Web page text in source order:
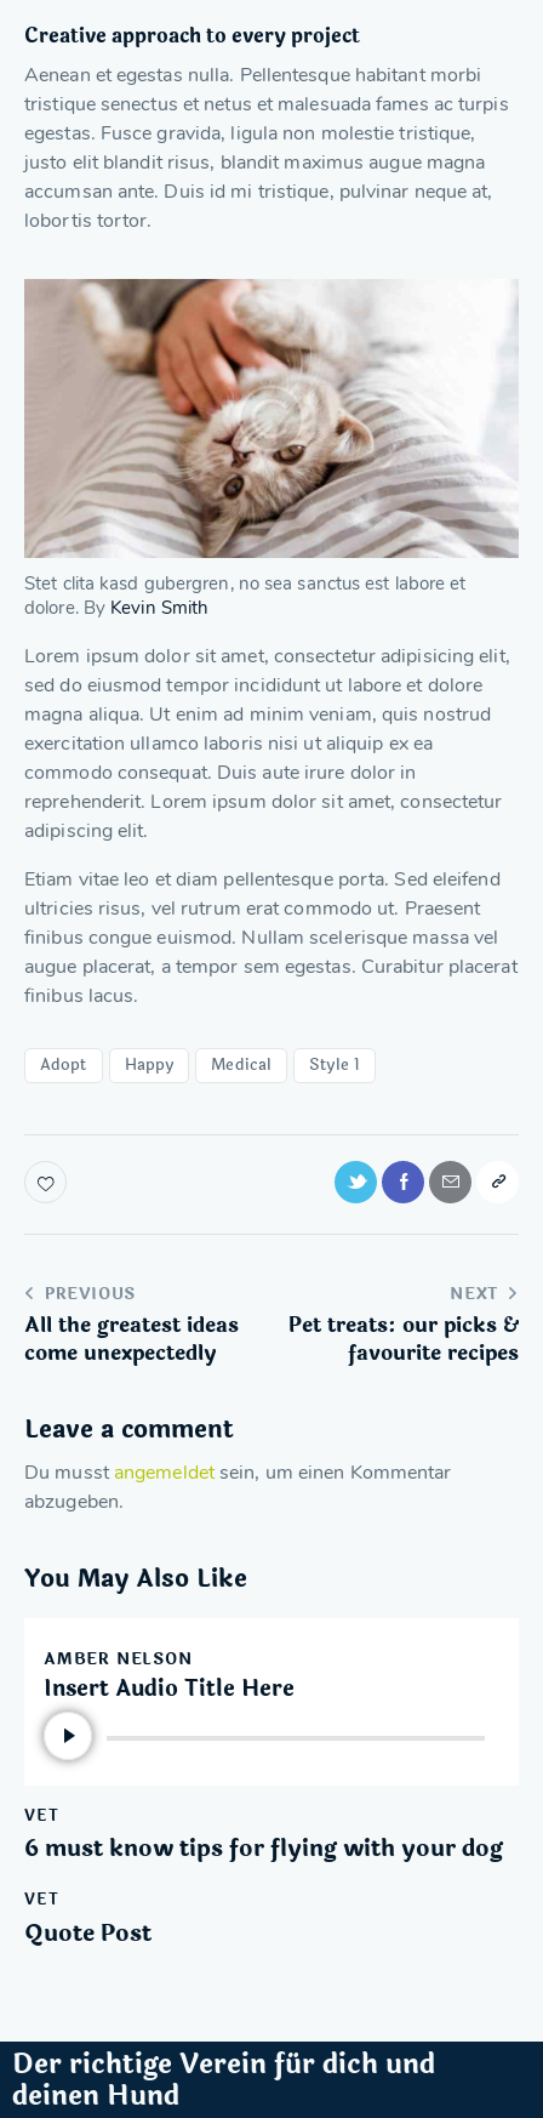
Creative approach to every project
Aenean et egestas nulla. Pellentesque habitant morbi
tristique senectus et netus et malesuada fames ac turpis
egestas. Fusce gravida, ligula non molestie tristique,
justo elit blandit risus, blandit maximus augue magna
accumsan ante. Duis id mi tristique, pulvinar neque at,
lobortis tortor.
Stet clita kasd gubergren, no sea sanctus est labore et
dolore. By Kevin Smith
Lorem ipsum dolor sit amet, consectetur adipisicing elit,
sed do eiusmod tempor incididunt ut labore et dolore
magna aliqua. Ut enim ad minim veniam, quis nostrud
exercitation ullamco laboris nisi ut aliquip ex ea
commodo consequat. Duis aute irure dolor in
reprehenderit. Lorem ipsum dolor sit amet, consectetur
adipiscing elit.
Etiam vitae leo et diam pellentesque porta. Sed eleifend
ultricies risus, vel rutrum erat commodo ut. Praesent
finibus congue euismod. Nullam scelerisque massa vel
augue placerat, a tempor sem egestas. Curabitur placerat
finibus lacus.
Adopt Happy Medical Style 1
PREVIOUS
All the greatest ideas
come unexpectedly
NEXT
Pet treats: our picks &
favourite recipes
Leave a comment
Du musstangemeldetsein, um einen Kommentar
abzugeben.
You May Also Like
AMBER NELSON
Insert Audio Title Here
Audio-
Player
VET
6 must know tips for flying with your dog
VET
Quote Post
Der richtige Verein für dich und
deinen Hund